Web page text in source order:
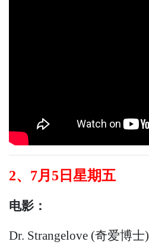
2、7月5日星期五
电影：
Dr. Strangelove (奇爱博士)